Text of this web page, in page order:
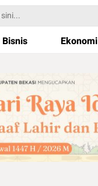
Bisnis Ekonomi